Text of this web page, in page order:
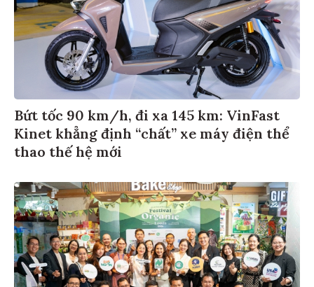
Bứt tốc 90 km/h, đi xa 145 km: VinFast
Kinet khẳng định “chất” xe máy điện thể
thao thế hệ mới